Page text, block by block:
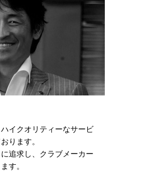
イクオリティーなサービ
ります。
追求し、クラブメーカー
す。